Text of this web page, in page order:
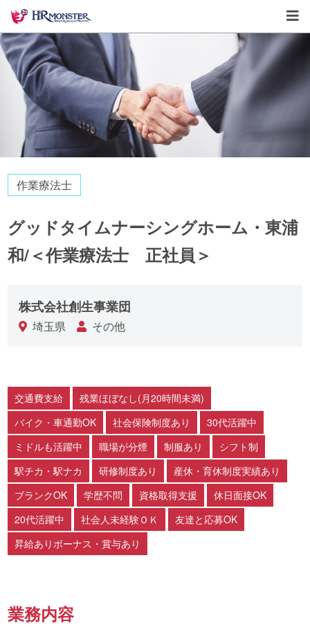
作業療法士
グッドタイムナーシングホーム・東浦
和/＜作業療法士 正社員＞
株式会社創生事業団
埼玉県 その他
交通費支給
残業ほぼなし(月20時間未満)
バイク・車通勤OK
社会保険制度あり
30代活躍中
ミドルも活躍中
職場が分煙 制服あり
シフト制
駅チカ・駅ナカ
研修制度あり
産休・育休制度実績あり
ブランクOK
学歴不問 資格取得支援
休日面接OK
20代活躍中
社会人未経験ＯＫ
友達と応募OK
昇給ありボーナス・賞与あり
業務内容